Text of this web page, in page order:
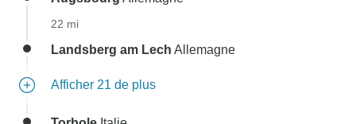
22 mi
Landsberg am Lech Allemagne
Afficher 21 de plus